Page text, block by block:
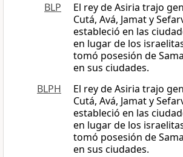
BLP
El rey de Asiria trajo
Cutá, Avá, Jamat y
estableció en las
en lugar de los
tomó posesión de
en sus ciudades.
BLPH
El rey de Asiria trajo
Cutá, Avá, Jamat y
estableció en las
en lugar de los
tomó posesión de
en sus ciudades.